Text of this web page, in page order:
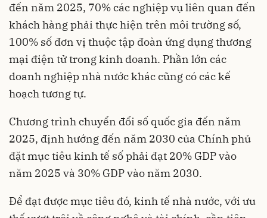
đến năm 2025, 70% các nghiệp vụ liên quan đến
khách hàng phải thực hiện trên môi trường số,
100% số đơn vị thuộc tập đoàn ứng dụng thương
mại điện tử trong kinh doanh. Phần lớn các
doanh nghiệp nhà nước khác cũng có các kế
hoạch tương tự.
Chương trình chuyển đổi số quốc gia đến năm
2025, định hướng đến năm 2030 của Chính phủ
đặt mục tiêu kinh tế số phải đạt 20% GDP vào
năm 2025 và 30% GDP vào năm 2030.
Để đạt được mục tiêu đó, kinh tế nhà nước, với ưu